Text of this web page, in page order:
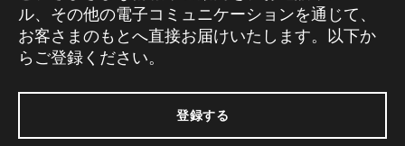
ル、その他の電子コミュニケーションを通じて、
お客さまのもとへ直接お届けいたします。以下か
らご登録ください。
登録する